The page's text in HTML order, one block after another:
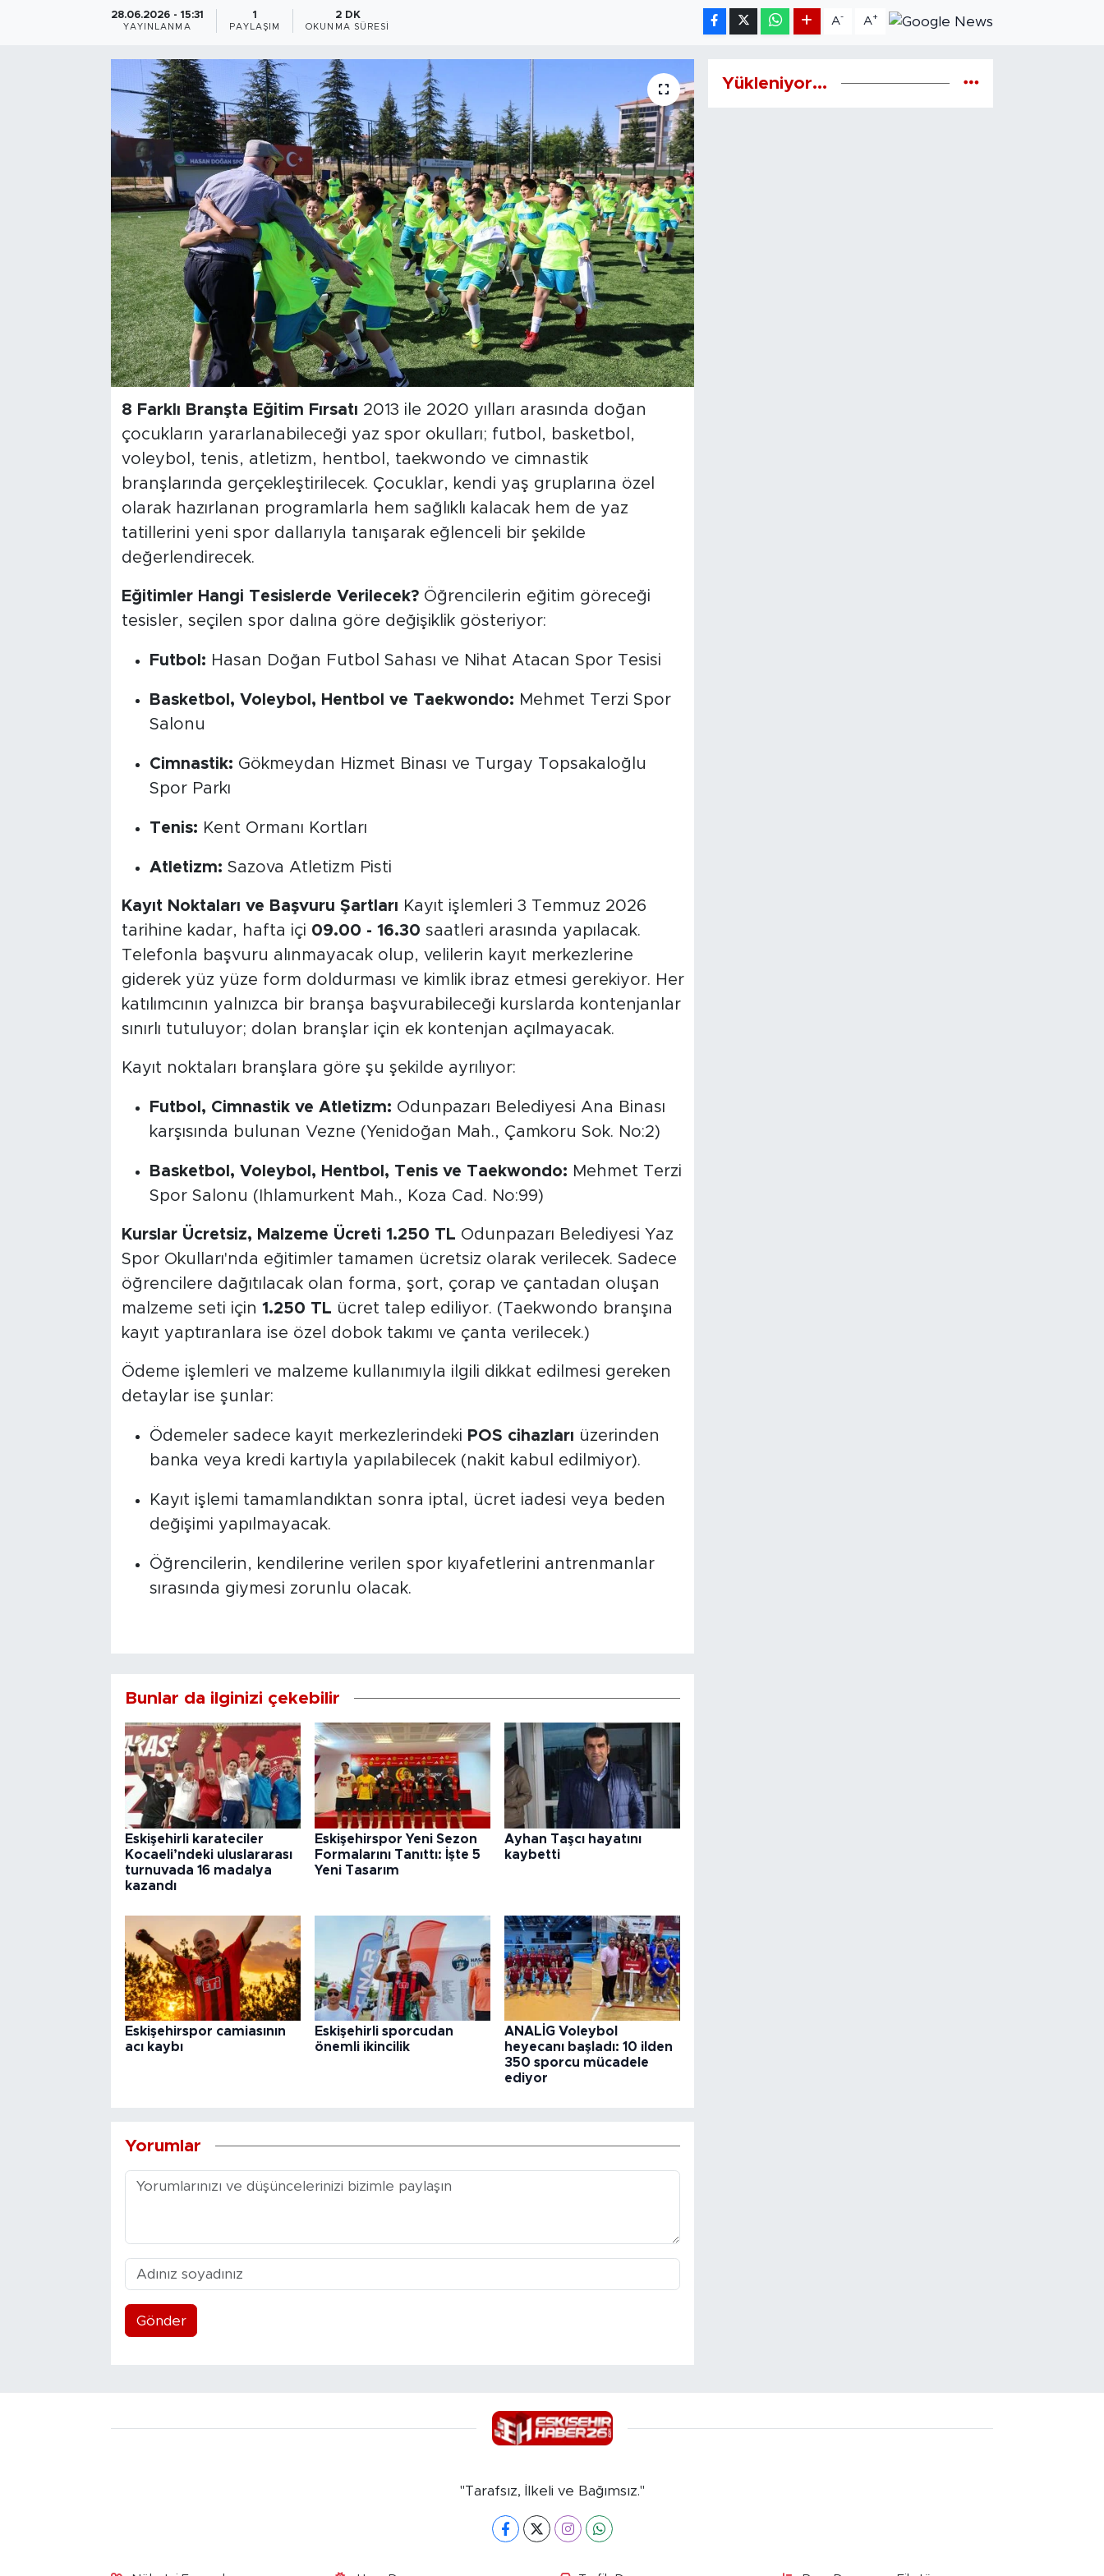
28.06.2026 - 15:31
YAYINLANMA
1
PAYLAŞIM
2 DK
OKUNMA SÜRESI
A- A+
8 Farklı Branşta Eğitim Fırsatı 2013 ile 2020 yılları arasında doğan
çocukların yararlanabileceği yaz spor okulları; futbol, basketbol,
voleybol, tenis, atletizm, hentbol, taekwondo ve cimnastik
branşlarında gerçekleştirilecek. Çocuklar, kendi yaş gruplarına özel
olarak hazırlanan programlarla hem sağlıklı kalacak hem de yaz
tatillerini yeni spor dallarıyla tanışarak eğlenceli bir şekilde
değerlendirecek.
Eğitimler Hangi Tesislerde Verilecek?Öğrencilerin eğitim göreceği
tesisler, seçilen spor dalına göre değişiklik gösteriyor:
Futbol: Hasan Doğan Futbol Sahası ve Nihat Atacan Spor Tesisi
Basketbol, Voleybol, Hentbol ve Taekwondo: Mehmet Terzi Spor
Salonu
Cimnastik: Gökmeydan Hizmet Binası ve Turgay Topsakaloğlu
Spor Parkı
Tenis: Kent Ormanı Kortları
Atletizm: Sazova Atletizm Pisti
Kayıt Noktaları ve Başvuru Şartları Kayıt işlemleri 3 Temmuz 2026
tarihine kadar, hafta içi 09.00 - 16.30 saatleri arasında yapılacak.
Telefonla başvuru alınmayacak olup, velilerin kayıt merkezlerine
giderek yüz yüze form doldurması ve kimlik ibraz etmesi gerekiyor. Her
katılımcının yalnızca bir branşa başvurabileceği kurslarda kontenjanlar
sınırlı tutuluyor; dolan branşlar için ek kontenjan açılmayacak.
Kayıt noktaları branşlara göre şu şekilde ayrılıyor:
Futbol, Cimnastik ve Atletizm: Odunpazarı Belediyesi Ana Binası
karşısında bulunan Vezne (Yenidoğan Mah., Çamkoru Sok. No:2)
Basketbol, Voleybol, Hentbol, Tenis ve Taekwondo: Mehmet Terzi
Spor Salonu (Ihlamurkent Mah., Koza Cad. No:99)
Kurslar Ücretsiz, Malzeme Ücreti 1.250 TL Odunpazarı Belediyesi Yaz
Spor Okulları'nda eğitimler tamamen ücretsiz olarak verilecek. Sadece
öğrencilere dağıtılacak olan forma, şort, çorap ve çantadan oluşan
malzeme seti için 1.250 TL ücret talep ediliyor. (Taekwondo branşına
kayıt yaptıranlara ise özel dobok takımı ve çanta verilecek.)
Ödeme işlemleri ve malzeme kullanımıyla ilgili dikkat edilmesi gereken
detaylar ise şunlar:
Ödemeler sadece kayıt merkezlerindeki POS cihazları üzerinden
banka veya kredi kartıyla yapılabilecek (nakit kabul edilmiyor).
Kayıt işlemi tamamlandıktan sonra iptal, ücret iadesi veya beden
değişimi yapılmayacak.
Öğrencilerin, kendilerine verilen spor kıyafetlerini antrenmanlar
sırasında giymesi zorunlu olacak.
Bunlar da ilginizi çekebilir
Eskişehirli karateciler
Kocaeli’ndeki uluslararası
turnuvada 16 madalya
kazandı
Eskişehirspor Yeni Sezon
Formalarını Tanıttı: İşte 5
Yeni Tasarım
Ayhan Taşcı hayatını
kaybetti
Eskişehirspor camiasının
acı kaybı
Eskişehirli sporcudan
önemli ikincilik
ANALİG Voleybol
heyecanı başladı: 10 ilden
350 sporcu mücadele
ediyor
Yorumlar
Gönder
Yükleniyor...
"Tarafsız, İlkeli ve Bağımsız."